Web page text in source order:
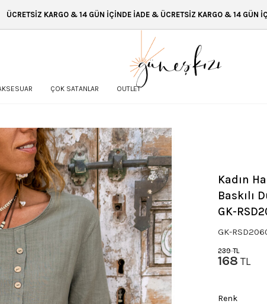
& 14 GÜN İÇİNDE İADE & ÜCRETSİZ KARGO & 14 GÜN İÇİNDE İADE
ÇOK SATANLAR OUTLET
Kadın
Baskılı
GK-
GK-
239TL
168 TL
Renk